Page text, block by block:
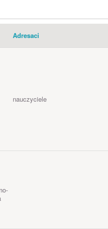
Adresaci
nauczyciele